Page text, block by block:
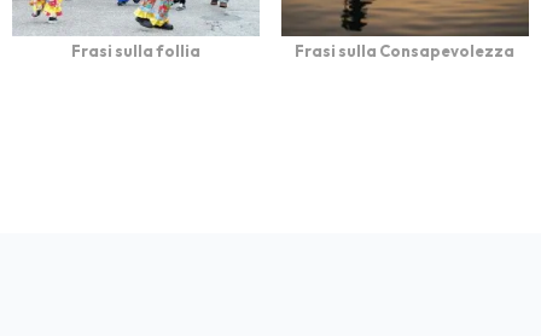
Frasi sulla follia Frasi sulla Consapevolezza